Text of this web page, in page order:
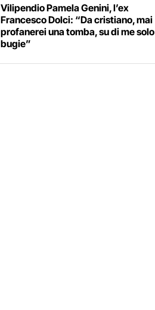
Vilipendio Pamela Genini, l’ex
Francesco Dolci: “Da cristiano, mai
profanerei una tomba, su di me solo
bugie”